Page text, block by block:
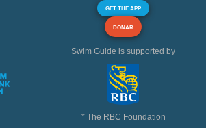
GET THE APP
DONAR
Swim Guide is supported by
* The RBC Foundation